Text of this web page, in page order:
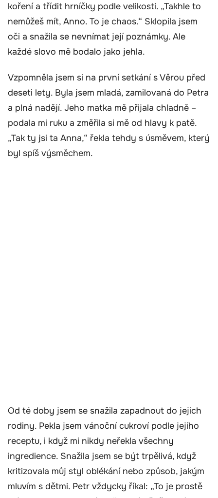
koření a třídit hrníčky podle velikosti. „Takhle to
nemůžeš mít, Anno. To je chaos.“ Sklopila jsem
oči a snažila se nevnímat její poznámky. Ale
každé slovo mě bodalo jako jehla.
Vzpomněla jsem si na první setkání s Věrou před
deseti lety. Byla jsem mladá, zamilovaná do Petra
a plná nadějí. Jeho matka mě přijala chladně –
podala mi ruku a změřila si mě od hlavy k patě.
„Tak ty jsi ta Anna,“ řekla tehdy s úsměvem, který
byl spíš výsměchem.
Od té doby jsem se snažila zapadnout do jejich
rodiny. Pekla jsem vánoční cukroví podle jejího
receptu, i když mi nikdy neřekla všechny
ingredience. Snažila jsem se být trpělivá, když
kritizovala můj styl oblékání nebo způsob, jakým
mluvím s dětmi. Petr vždycky říkal: „To je prostě